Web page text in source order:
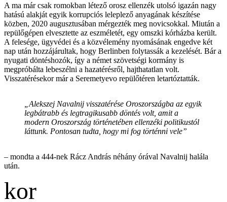
A ma már csak romokban létező orosz ellenzék utolsó igazán nagy
hatású alakját egyik korrupciós leleplező anyagának készítése
közben, 2020 augusztusában mérgezték meg novicsokkal. Miután a
repülőgépen elvesztette az eszméletét, egy omszki kórházba került.
A felesége, ügyvédei és a közvélemény nyomásának engedve két
nap után hozzájárultak, hogy Berlinben folytassák a kezelését. Bár a
nyugati döntéshozók, így a német szövetségi kormány is
megpróbálta lebeszélni a hazatérésről, hajthatatlan volt.
Visszatérésekor már a Seremetyevo repülőtéren letartóztatták.
„Alekszej Navalnij visszatérése Oroszországba az egyik
legbátrabb és legtragikusabb döntés volt, amit a
modern Oroszország történetében ellenzéki politikustól
láttunk. Pontosan tudta, hogy mi fog történni vele”
– mondta a 444-nek Rácz András néhány órával Navalnij halála
után.